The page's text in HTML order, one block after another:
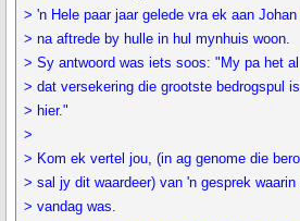
> 'n Hele paar jaar gelede vra ek aan
> na aftrede by hulle in hul mynhuis woon.
> Sy antwoord was iets soos: "My pa het
> dat versekering die grootste bedrogspul
> hier."
>
> Kom ek vertel jou, (in ag genome die
> sal jy dit waardeer) van 'n gesprek
> vandag was.